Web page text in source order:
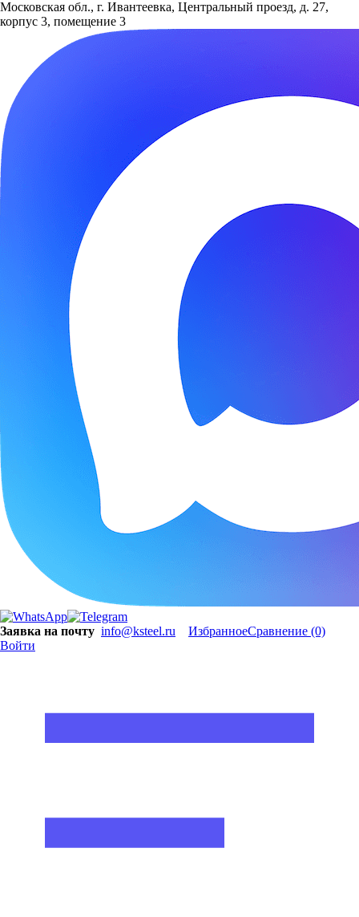
Московская обл., г. Ивантеевка, Центральный проезд, д. 27,
корпус 3, помещение 3
Заявка на почту info@ksteel.ru ИзбранноеСравнение (0)
Войти